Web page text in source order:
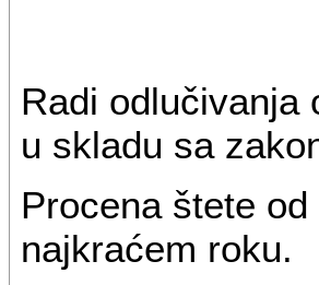
Radi odlučivanja
u skladu sa
Procena štete
najkraćem roku.